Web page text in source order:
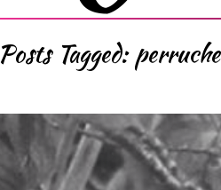
Posts Tagged:perruche